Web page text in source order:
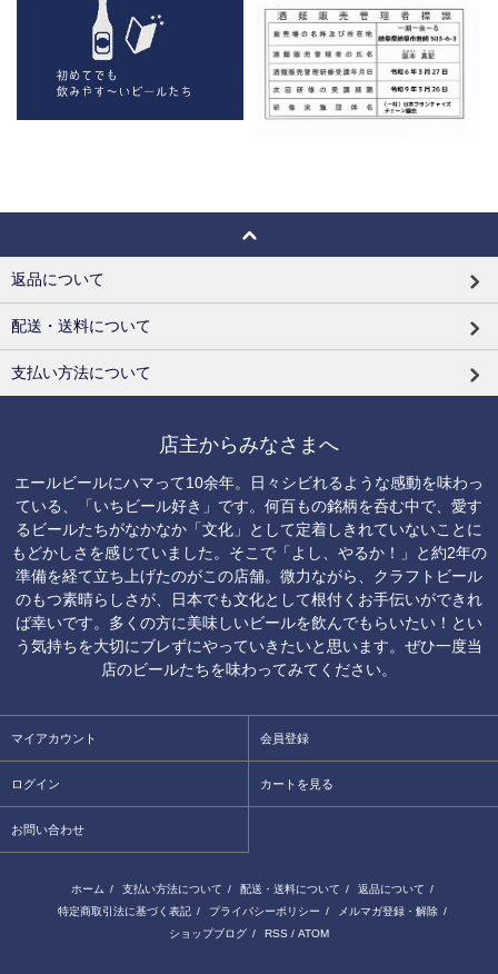
返品について
配送・送料について
支払い方法について
店主からみなさまへ
エールビールにハマって10余年。日々シビれるような感動を味わっ
ている、「いちビール好き」です。何百もの銘柄を呑む中で、愛す
るビールたちがなかなか「文化」として定着しきれていないことに
もどかしさを感じていました。そこで「よし、やるか！」と約2年の
準備を経て立ち上げたのがこの店舗。微力ながら、クラフトビール
のもつ素晴らしさが、日本でも文化として根付くお手伝いができれ
ば幸いです。多くの方に美味しいビールを飲んでもらいたい！とい
う気持ちを大切にブレずにやっていきたいと思います。ぜひ一度当
店のビールたちを味わってみてください。
マイアカウント 会員登録
ログイン カートを見る
お問い合わせ
ホーム / 支払い方法について / 配送・送料について / 返品について /
特定商取引法に基づく表記 / プライバシーポリシー / メルマガ登録・解除 /
ショップブログ / RSS / ATOM